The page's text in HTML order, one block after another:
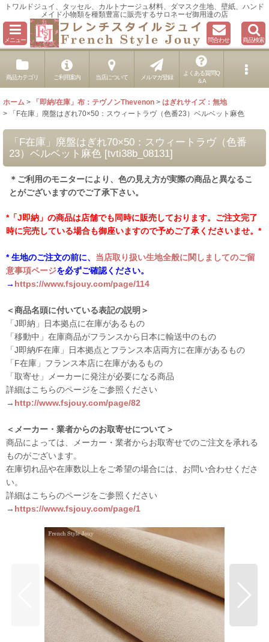
トワルドジュイ、タッセル、カルトナージュ材料、ダマスク生地、壁紙、ハンド
メイド小物類を種類豊富に販売するサロネーゼ御用達の店
メニュー 問合わせ 商品検索
商品カテゴリ ご利用案内 当店について メルマガ登録
よくある質問Q
＆A
ホーム > 「即納/在庫」布：テヴノンThevenon > はぎれサイズ：無地
>
「F在庫」廃盤はぎれ70×50：スウィートラヴ（色番23）ベルベット麻色
「F在庫」廃盤はぎれ70×50：スウィートラヴ（色番
23）ベルベット麻色 [tvti38b_08131]
＊ご利用のモニターにより、色の見え方が実際の商品と異なるこ
とがございますのでご了承下さい。
*「J即納」の商品は店舗でも同時に販売しております。ご注文完了
時に完売している場合も御座いますので予めご了承くださいませ。*
* 生地のご注文の前に、 当店取り扱い生地全般に関しましてのご留
意事項ページを必ずご確認ください。
→ https://www.fsjouy.com/page/114
＜商品名頭に付いている表記の説明＞
「J即納」日本拠点に在庫があるもの
「移動中」在庫商品がフランスから日本に輸送中のもの
「J即納/F在庫」日本拠点とフランス本店両方に在庫があるもの
「F在庫」フランス本店に在庫があるもの
「取寄せ」メーカーに発注が必要になる商品
詳細はこちらのページをご参照ください
→ http://www.fsjouy.com/page/82
＜メーカー・業者からのお取寄せについて＞
商品によっては、メーカー・業者からお取寄せでのご注文を承れる
ものがございます。
在庫切れ品や在庫数以上をご希望の場合には、お問い合わせくださ
い。
詳細はこちらのページをご参照ください
→ https://www.fsjouy.com/page/1